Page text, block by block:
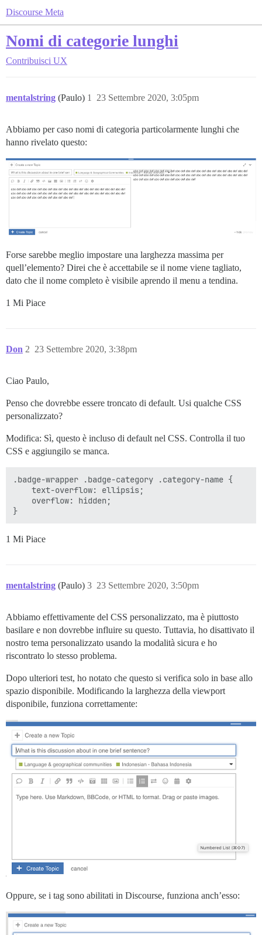
Discourse Meta
Nomi di categorie lunghi
Contribuisci UX
mentalstring (Paulo) 23 Settembre 2020, 3:05pm
1
Abbiamo per caso nomi di categoria particolarmente lunghi che
hanno rivelato questo:
Forse sarebbe meglio impostare una larghezza massima per
quell’elemento? Direi che è accettabile se il nome viene tagliato,
dato che il nome completo è visibile aprendo il menu a tendina.
1 Mi Piace
Don 23 Settembre 2020, 3:38pm
2
Ciao Paulo,
Penso che dovrebbe essere troncato di default. Usi qualche CSS
personalizzato?
Modifica: Sì, questo è incluso di default nel CSS. Controlla il tuo
CSS e aggiungilo se manca.
.badge-wrapper .badge-category .category-name {
    text-overflow: ellipsis;
    overflow: hidden;
1 Mi Piace
mentalstring (Paulo) 23 Settembre 2020, 3:50pm
3
Abbiamo effettivamente del CSS personalizzato, ma è piuttosto
basilare e non dovrebbe influire su questo. Tuttavia, ho disattivato il
nostro tema personalizzato usando la modalità sicura e ho
riscontrato lo stesso problema.
Dopo ulteriori test, ho notato che questo si verifica solo in base allo
spazio disponibile. Modificando la larghezza della viewport
disponibile, funziona correttamente:
Oppure, se i tag sono abilitati in Discourse, funziona anch’esso: